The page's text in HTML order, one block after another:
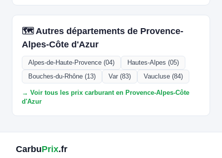
🗺️ Autres départements de Provence-
Alpes-Côte d'Azur
Alpes-de-Haute-Provence (04)
Hautes-Alpes (05)
Bouches-du-Rhône (13)
Var (83) Vaucluse (84)
→ Voir tous les prix carburant en Provence-Alpes-Côte
d'Azur
CarbuPrix.fr